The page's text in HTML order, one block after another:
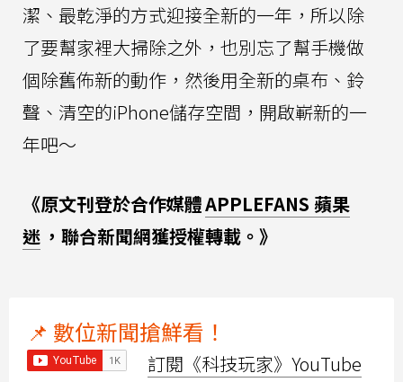
潔、最乾淨的方式迎接全新的一年，所以除
了要幫家裡大掃除之外，也別忘了幫手機做
個除舊佈新的動作，然後用全新的桌布、鈴
聲、清空的iPhone儲存空間，開啟嶄新的一
年吧～
《原文刊登於合作媒體APPLEFANS 蘋果
迷 ，聯合新聞網獲授權轉載。》
📌 數位新聞搶鮮看！
訂閱《科技玩家》YouTube